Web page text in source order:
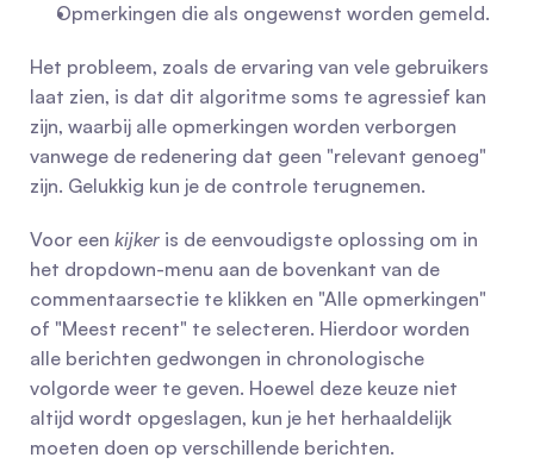
Opmerkingen die als ongewenst worden gemeld.
Het probleem, zoals de ervaring van vele gebruikers
laat zien, is dat dit algoritme soms te agressief kan
zijn, waarbij alle opmerkingen worden verborgen
vanwege de redenering dat geen "relevant genoeg"
zijn. Gelukkig kun je de controle terugnemen.
Voor een kijker is de eenvoudigste oplossing om in
het dropdown-menu aan de bovenkant van de
commentaarsectie te klikken en "Alle opmerkingen"
of "Meest recent" te selecteren. Hierdoor worden
alle berichten gedwongen in chronologische
volgorde weer te geven. Hoewel deze keuze niet
altijd wordt opgeslagen, kun je het herhaaldelijk
moeten doen op verschillende berichten.